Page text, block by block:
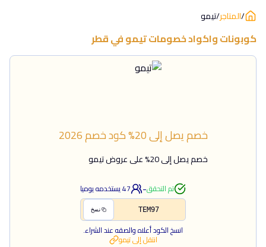
/المتاجر/تيمو
كوبونات واكواد خصوماتتيموفيقطر
خصم يصل إلى 20% كود خصم2026
خصم يصل إلى 20% على عروض تيمو
تم التحقق-
47يستخدمه يوميا
TEM97 نسخ
انسخ الكود أعلاه والصقه عند الشراء.
انتقل إلىتيمو